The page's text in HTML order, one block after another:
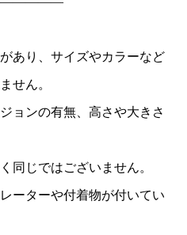
あり、サイズやカラーなど
せん。
ョンの有無、高さや大きさ
同じではございません。
ーターや付着物が付いてい